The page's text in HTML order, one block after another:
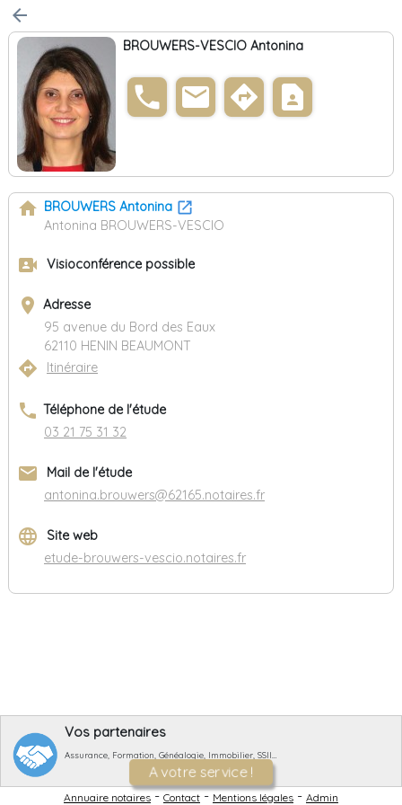
arrow_back
BROUWERS-VESCIO Antonina
phone email directions contact_page
home BROUWERS Antonina
Antonina BROUWERS-VESCIO
video_camera_front Visioconférence possible
place Adresse
95 avenue du Bord des Eaux
62110 HENIN BEAUMONT
directions Itinéraire
phone Téléphone de l'étude
03 21 75 31 32
email
Mail de l'étude
antonina.brouwers@62165.notaires.fr
language
Site web
etude-brouwers-vescio.notaires.fr
Vos partenaires
Assurance, Formation, Généalogie, Immobilier, SSII…
A votre service !
Annuaire notaires-Contact-Mentions légales - Admin